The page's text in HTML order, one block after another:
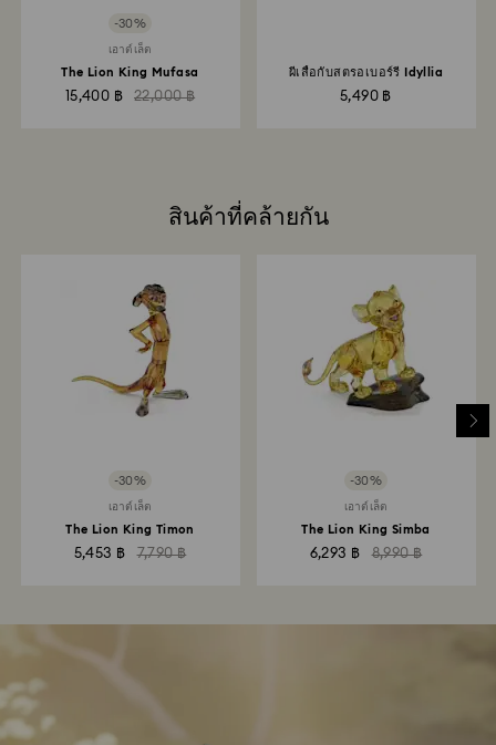
-30%
เอาต์เล็ต
The Lion King Mufasa
15,400 ฿ 22,000 ฿
ผีเสื้อกับสตรอเบอร์รี Idyllia
5,490 ฿
สินค้าที่คล้ายกัน
-30%
เอาต์เล็ต
The Lion King Timon
5,453 ฿ 7,790 ฿
-30%
เอาต์เล็ต
The Lion King Simba
6,293 ฿ 8,990 ฿